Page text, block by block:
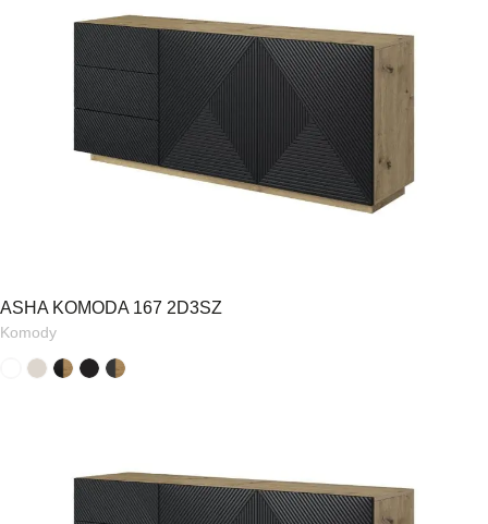
ASHA KOMODA 167 2D3SZ
Komody